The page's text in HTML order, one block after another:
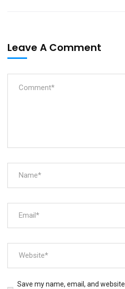
Leave A Comment
Save my name, email, and